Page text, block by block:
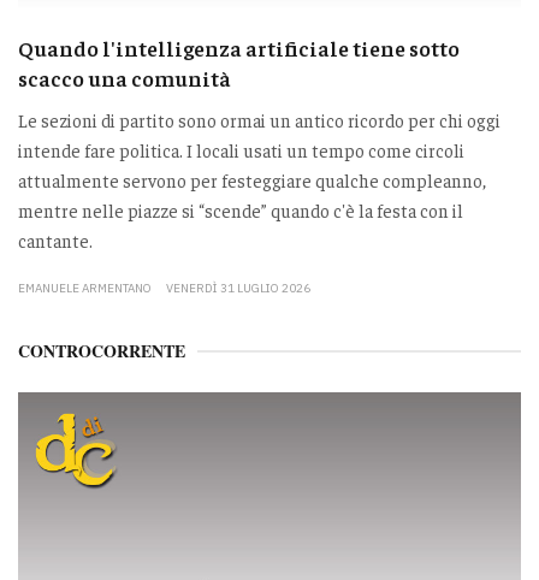
Quando l'intelligenza artificiale tiene sotto
scacco una comunità
Le sezioni di partito sono ormai un antico ricordo per chi oggi
intende fare politica. I locali usati un tempo come circoli
attualmente servono per festeggiare qualche compleanno,
mentre nelle piazze si “scende” quando c'è la festa con il
cantante.
EMANUELE ARMENTANO VENERDÌ 31 LUGLIO 2026
CONTROCORRENTE